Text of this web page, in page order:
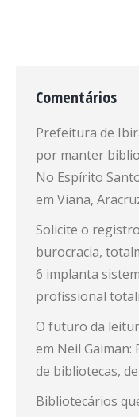
Comentários
Prefeitura de
por manter
No Espírito
em Viana,
Solicite o
burocracia,
6 implanta
profissional
O futuro da
em Neil
de bibliotecas,
Bibliotecários